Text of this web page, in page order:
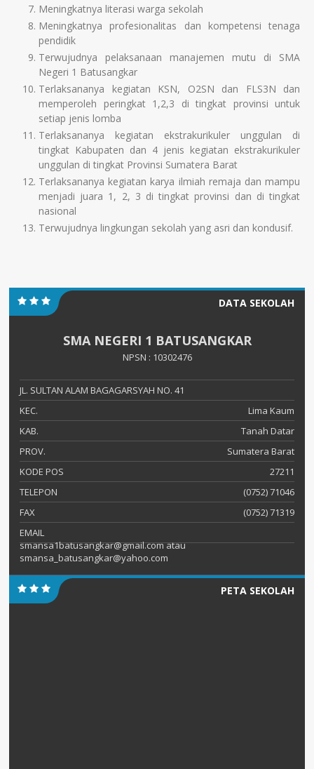
Meningkatnya literasi warga sekolah
Meningkatnya profesionalitas dan kompetensi tenaga
pendidik
Terwujudnya pelaksanaan manajemen mutu di SMA
Negeri 1 Batusangkar
Terlaksananya kegiatan KSN, O2SN dan FLS3N dan
memperoleh peringkat 1,2,3 di tingkat provinsi untuk
setiap jenis lomba
Terlaksananya kegiatan ekstrakurikuler unggulan di
tingkat Kabupaten dan 4 jenis kegiatan ekstrakurikuler
unggulan di tingkat Provinsi Sumatera Barat
Terlaksananya kegiatan karya ilmiah remaja dan mampu
menjadi juara 1, 2, 3 di tingkat provinsi dan di tingkat
nasional
Terwujudnya lingkungan sekolah yang asri dan kondusif.
DATA SEKOLAH
SMA NEGERI 1 BATUSANGKAR
NPSN : 10302476
JL. SULTAN ALAM BAGAGARSYAH NO. 41
KEC.
Lima Kaum
KAB.
Tanah Datar
PROV.
Sumatera Barat
KODE POS
27211
TELEPON
(0752) 71046
FAX
(0752) 71319
EMAIL
smansa1batusangkar@gmail.com atau
smansa_batusangkar@yahoo.com
PETA SEKOLAH